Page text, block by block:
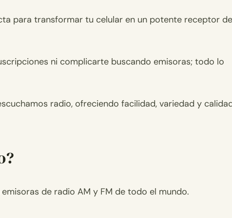
para transformar tu celular en un potente receptor de
ni complicarte buscando emisoras; todo lo
radio, ofreciendo facilidad, variedad y
de radio AM y FM de todo el mundo.